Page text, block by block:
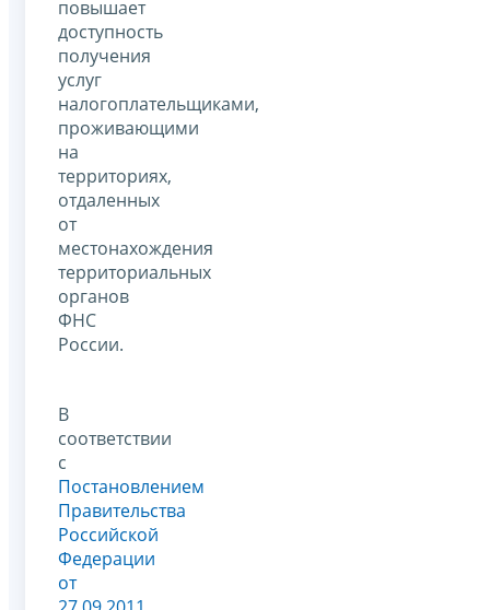
повышает
доступность
получения
услуг
налогоплательщиками,
проживающими
на
территориях,
отдаленных
от
местонахождения
территориальных
органов
ФНС
России.
В
соответствии
с
Постановлением
Правительства
Российской
Федерации
от